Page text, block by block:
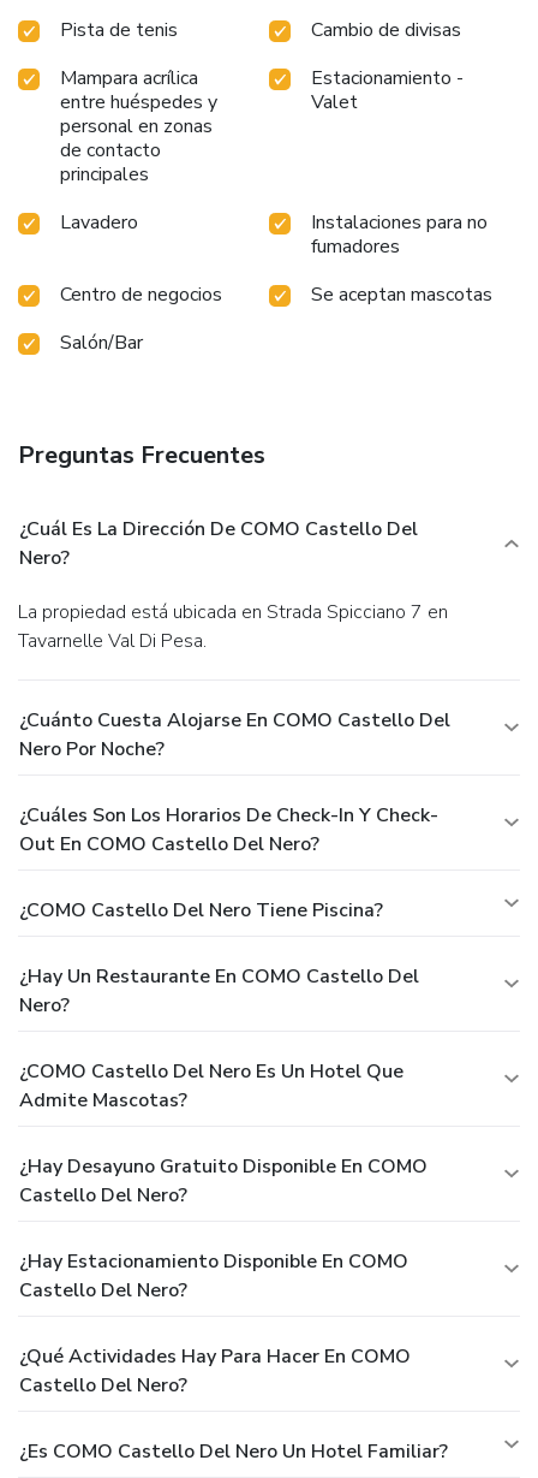
Pista de tenis
Cambio de divisas
Mampara acrílica
entre huéspedes y
personal en zonas
de contacto
principales
Estacionamiento -
Valet
Lavadero
Instalaciones para no
fumadores
Centro de negocios
Se aceptan mascotas
Salón/Bar
Preguntas Frecuentes
¿Cuál Es La Dirección De COMO Castello Del
Nero?
La propiedad está ubicada en Strada Spicciano 7 en
Tavarnelle Val Di Pesa.
¿Cuánto Cuesta Alojarse En COMO Castello Del
Nero Por Noche?
¿Cuáles Son Los Horarios De Check-In Y Check-
Out En COMO Castello Del Nero?
¿COMO Castello Del Nero Tiene Piscina?
¿Hay Un Restaurante En COMO Castello Del
Nero?
¿COMO Castello Del Nero Es Un Hotel Que
Admite Mascotas?
¿Hay Desayuno Gratuito Disponible En COMO
Castello Del Nero?
¿Hay Estacionamiento Disponible En COMO
Castello Del Nero?
¿Qué Actividades Hay Para Hacer En COMO
Castello Del Nero?
¿Es COMO Castello Del Nero Un Hotel Familiar?